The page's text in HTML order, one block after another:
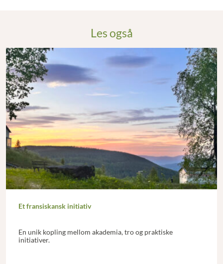
Les også
Et fransiskansk initiativ
En unik kopling mellom akademia, tro og praktiske
initiativer.